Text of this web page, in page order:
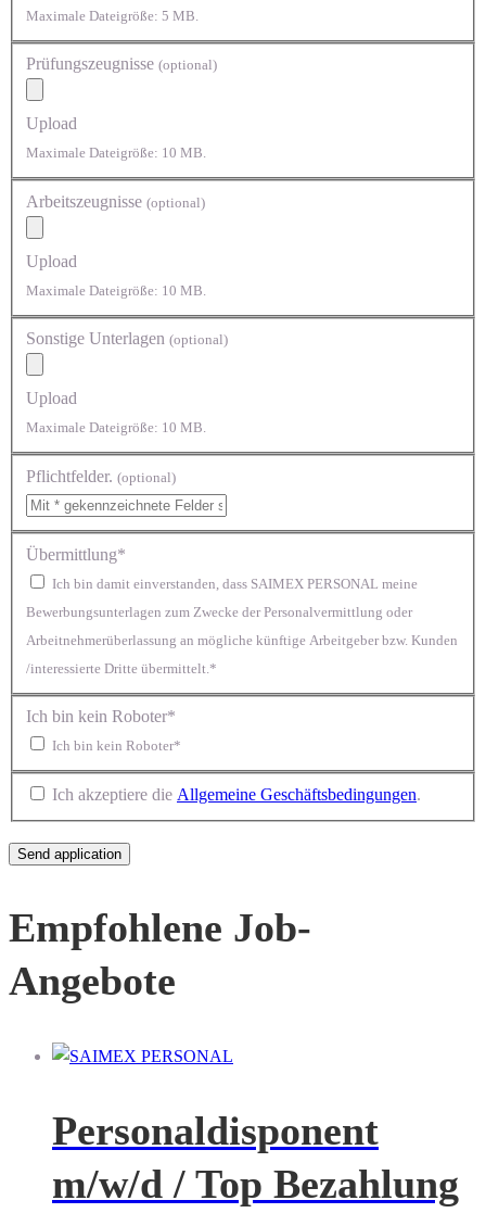
Maximale Dateigröße: 5 MB.
Prüfungszeugnisse (optional)
Upload
Maximale Dateigröße: 10 MB.
Arbeitszeugnisse (optional)
Upload
Maximale Dateigröße: 10 MB.
Sonstige Unterlagen (optional)
Upload
Maximale Dateigröße: 10 MB.
Pflichtfelder. (optional)
Übermittlung*
Ich bin damit einverstanden, dass SAIMEX PERSONAL meine
Bewerbungsunterlagen zum Zwecke der Personalvermittlung oder
Arbeitnehmerüberlassung an mögliche künftige Arbeitgeber bzw. Kunden
/interessierte Dritte übermittelt.*
Ich bin kein Roboter*
Ich bin kein Roboter*
Ich akzeptiere die Allgemeine Geschäftsbedingungen.
Empfohlene Job-
Angebote
Personaldisponent
m/w/d / Top Bezahlung